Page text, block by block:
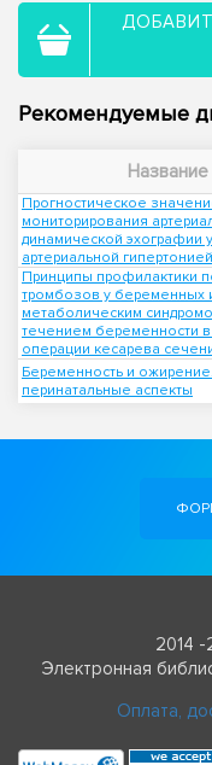
Рекомендуемые
Прогностическое
мониторирования
динамической эхографии
артериальной гипертонией
Принципы профилактики
тромбозов у беременных
метаболическим
течением беременности
операции кесарева
Беременность и
перинатальные аспекты
2014
Электронная
Оплата,